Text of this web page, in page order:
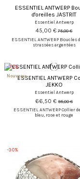
ESSENTIEL ANTWERP
d'oreilles JASTRIT
Essentiel Antwerp
45,00 €75,00 €
ESSENTIEL ANTWERP Boucles
strassées argentées
-30%
NouveauESSENTIEL ANTWERP
JEKKO
Essentiel Antwerp
66,50 €95,00 €
ESSENTIEL ANTWERP Collier
bleu, rose et rouge
-30%